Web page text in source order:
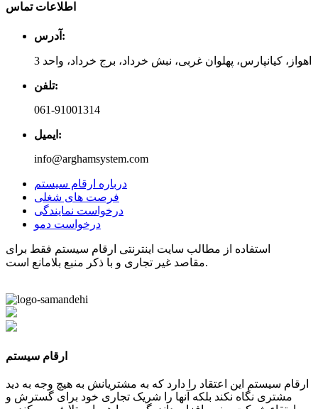
اطلاعات تماس
آدرس:
اهواز، کیانپارس، پهلوان غربی، نبش خرداد، برج خرداد، واحد 3
تلفن:
061-91001314
ایمیل:
info@arghamsystem.com
درباره ارقام سیستم
فرصت های شغلی
درخواست نمایندگی
درخواست دمو
استفاده از مطالب سایت اینترنتی ارقام سیستم فقط برای
مقاصد غیر تجاری و با ذکر منبع بلامانع است.
ارقام سیستم
ارقام سیستم این اعتقاد را دارد که به مشتریانش به هیچ وجه به دید
مشتری نگاه نکند بلکه آنها را شریک تجاری خود برای گسترش و